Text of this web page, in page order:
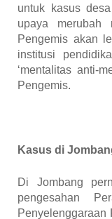
untuk kasus
upaya merubah
Pengemis akan
institusi
‘mentalitas anti-
Pengemis.
Kasus di
Di Jombang
pengesahan